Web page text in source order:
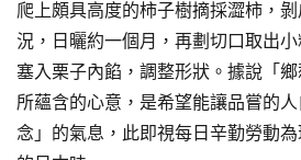
爬上頗具高度的柿子樹摘採澀柿，
況，日曬約一個月，再劃切口取出
塞入栗子內餡，調整形狀。據說「
所蘊含的心意，是希望能讓品嘗的
念」的氣息，此即視每日辛勤勞動